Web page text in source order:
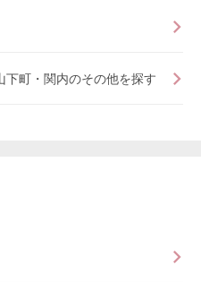
町・関内のその他を探す